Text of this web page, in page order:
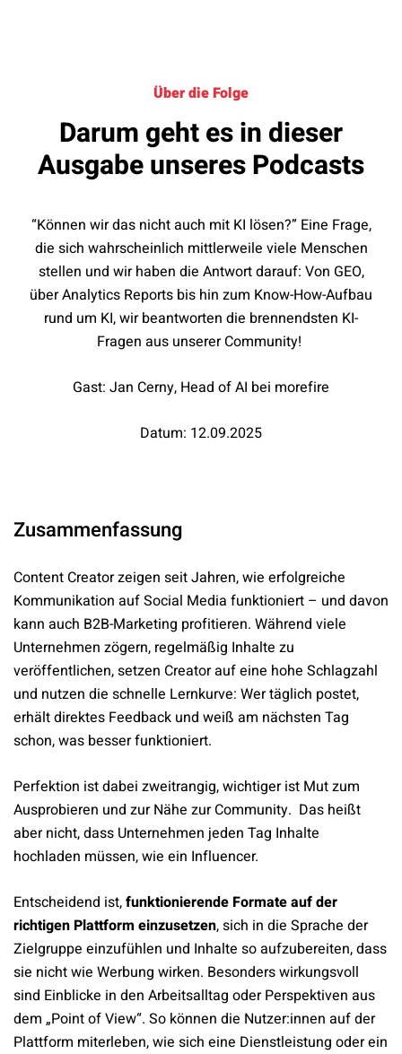
Über die Folge
Darum geht es in dieser
Ausgabe unseres Podcasts
“Können wir das nicht auch mit KI lösen?” Eine Frage,
die sich wahrscheinlich mittlerweile viele Menschen
stellen und wir haben die Antwort darauf: Von GEO,
über Analytics Reports bis hin zum Know-How-Aufbau
rund um KI, wir beantworten die brennendsten KI-
Fragen aus unserer Community!
Gast: Jan Cerny, Head of AI bei morefire
Datum: 12.09.2025
Zusammenfassung
Content Creator zeigen seit Jahren, wie erfolgreiche
Kommunikation auf Social Media funktioniert – und davon
kann auch B2B-Marketing profitieren. Während viele
Unternehmen zögern, regelmäßig Inhalte zu
veröffentlichen, setzen Creator auf eine hohe Schlagzahl
und nutzen die schnelle Lernkurve: Wer täglich postet,
erhält direktes Feedback und weiß am nächsten Tag
schon, was besser funktioniert.
Perfektion ist dabei zweitrangig, wichtiger ist Mut zum
Ausprobieren und zur Nähe zur Community. Das heißt
aber nicht, dass Unternehmen jeden Tag Inhalte
hochladen müssen, wie ein Influencer.
Entscheidend ist,funktionierende Formate auf der
richtigen Plattform einzusetzen, sich in die Sprache der
Zielgruppe einzufühlen und Inhalte so aufzubereiten, dass
sie nicht wie Werbung wirken. Besonders wirkungsvoll
sind Einblicke in den Arbeitsalltag oder Perspektiven aus
dem „Point of View“. So können die Nutzer:innen auf der
Plattform miterleben, wie sich eine Dienstleistung oder ein